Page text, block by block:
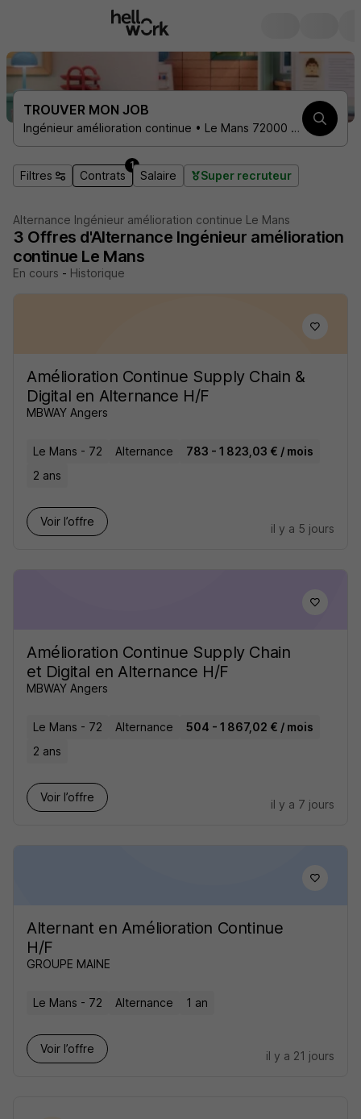
TROUVER MON JOB
Ingénieur amélioration continue • Le Mans 72000 • 1 contrat
Filtres Contrats
1
Salaire Super recruteur
Alternance Ingénieur amélioration continue Le Mans
3 Offres d'Alternance Ingénieur amélioration
continue Le Mans
En cours - Historique
Amélioration Continue Supply Chain &
Digital en Alternance H/F
MBWAY Angers
Le Mans - 72 Alternance
783 - 1 823,03 € / mois
2 ans
Voir l’offre
il y a 5 jours
Amélioration Continue Supply Chain
et Digital en Alternance H/F
MBWAY Angers
Le Mans - 72 Alternance
504 - 1 867,02 € / mois
2 ans
Voir l’offre
il y a 7 jours
Alternant en Amélioration Continue
H/F
GROUPE MAINE
Le Mans - 72 Alternance 1 an
Voir l’offre
il y a 21 jours